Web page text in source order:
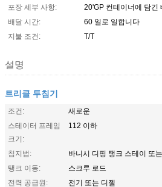
포장 세부 사항:
20'GP 컨테이너에 담긴
배달 시간:
60 일로 일합니다
지불 조건:
T/T
설명
트리클 투침기
조건:
새로운
스테이터 프레임
크기:
112 이하
침지법:
바니시 디핑 탱크 스테이 또
탱크 이동:
스크루 로드
전력 공급원:
전기 또는 디젤